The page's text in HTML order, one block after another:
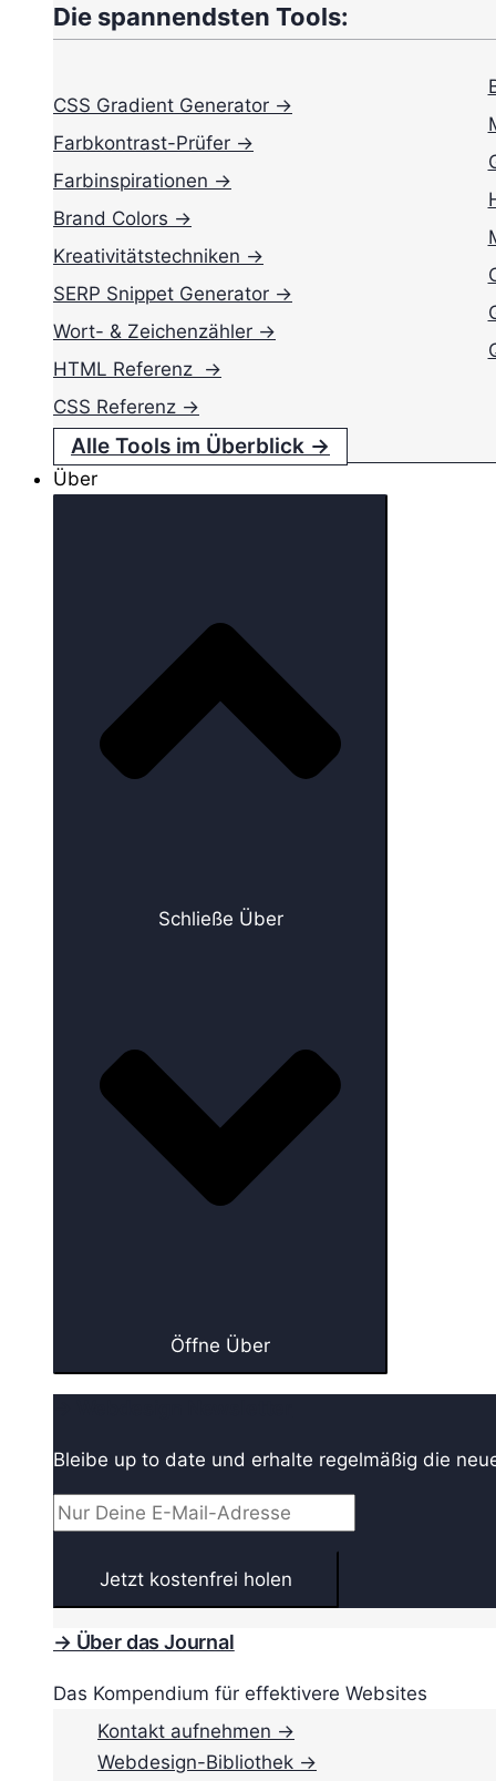
Die spannendsten Tools:
CSS Gradient Generator →
Farbkontrast-Prüfer →
Farbinspirationen →
Brand Colors →
Kreativitätstechniken →
SERP Snippet Generator →
Wort- & Zeichenzähler →
HTML Referenz →
CSS Referenz →
Alle Tools im Überblick →
Über
Schließe Über
Öffne Über
Bleibe up to date und erhalte regelmäßig die
→ Über das Journal
Das Kompendium für effektivere Websites
Kontakt aufnehmen →
Webdesign-Bibliothek →